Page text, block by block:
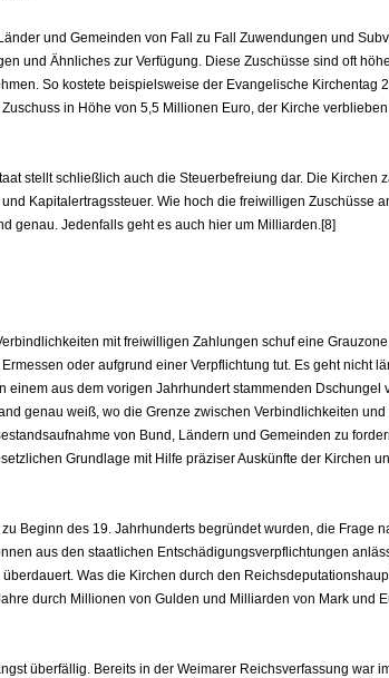
und Gemeinden von Fall zu Fall Zuwendungen und
und Ähnliches zur Verfügung. Diese Zuschüsse sind oft
So kostete beispielsweise der Evangelische Kirchentag
in Höhe von 5,5 Millionen Euro, der Kirche
stellt schließlich auch die Steuerbefreiung dar. Die Kirchen
Kapitalertragssteuer. Wie hoch die freiwilligen Zuschüsse
genau. Jedenfalls geht es auch hier um Milliarden.[8]
mit freiwilligen Zahlungen schuf eine
oder aufgrund einer Verpflichtung tut. Es geht nicht
aus dem vorigen Jahrhundert stammenden Dschungel
genau weiß, wo die Grenze zwischen Verbindlichkeiten
von Bund, Ländern und Gemeinden zu
Grundlage mit Hilfe präziser Auskünfte der Kirchen
Beginn des 19. Jahrhunderts begründet wurden, die Frage
aus den staatlichen Entschädigungsverpflichtungen
Was die Kirchen durch den
durch Millionen von Gulden und Milliarden von Mark und
überfällig. Bereits in der Weimarer Reichsverfassung war